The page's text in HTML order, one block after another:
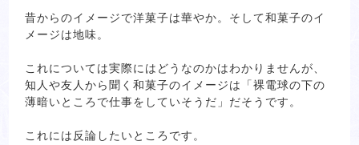
昔からのイメージで洋菓子は華やか。そして和菓子のイ
メージは地味。
これについては実際にはどうなのかはわかりませんが、
知人や友人から聞く和菓子のイメージは「裸電球の下の
薄暗いところで仕事をしていそうだ」だそうです。
これには反論したいところです。